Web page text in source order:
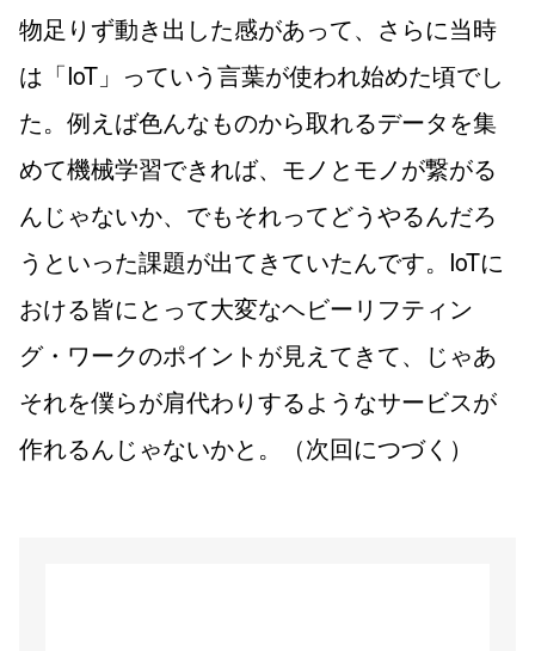
物足りず動き出した感があって、さらに当時
は「IoT」っていう言葉が使われ始めた頃でし
た。例えば色んなものから取れるデータを集
めて機械学習できれば、モノとモノが繋がる
んじゃないか、でもそれってどうやるんだろ
うといった課題が出てきていたんです。IoTに
おける皆にとって大変なヘビーリフティン
グ・ワークのポイントが見えてきて、じゃあ
それを僕らが肩代わりするようなサービスが
作れるんじゃないかと。（次回につづく）